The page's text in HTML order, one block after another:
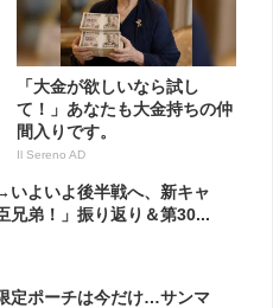
「大金が欲しいなら試し
て！」あなたも大金持ちの仲
間入りです。
Il Sereno AD
いよいよ後半戦へ、新キャ
兄弟！」振り返り＆第30...
定ポーチは今だけ…サンマ